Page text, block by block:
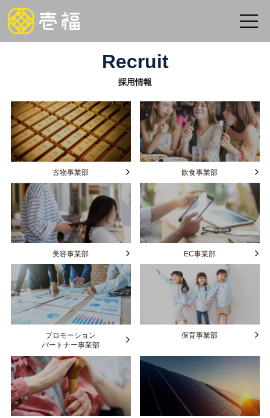
Recruit
採用情報
古物事業部 飲食事業部
美容事業部 EC事業部
プロモーション
パートナー事業部
保育事業部